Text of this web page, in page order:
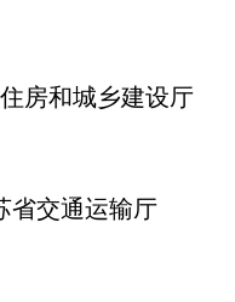
乡建设厅
运输厅